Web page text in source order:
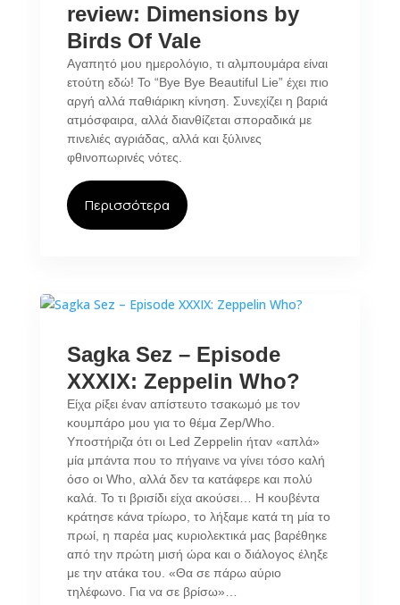
review: Dimensions by
Birds Of Vale
Αγαπητό μου ημερολόγιο, τι αλμπουμάρα είναι
ετούτη εδώ! Το “Bye Bye Beautiful Lie” έχει πιο
αργή αλλά παθιάρικη κίνηση. Συνεχίζει η βαριά
ατμόσφαιρα, αλλά διανθίζεται σποραδικά με
πινελιές αγριάδας, αλλά και ξύλινες
φθινοπωρινές νότες.
Περισσότερα
Sagka Sez – Episode
XXXIX: Zeppelin Who?
Είχα ρίξει έναν απίστευτο τσακωμό με τον
κουμπάρο μου για το θέμα Zep/Who.
Υποστήριζα ότι οι Led Zeppelin ήταν «απλά»
μία μπάντα που το πήγαινε να γίνει τόσο καλή
όσο οι Who, αλλά δεν τα κατάφερε και πολύ
καλά. Το τι βρισίδι είχα ακούσει… Η κουβέντα
κράτησε κάνα τρίωρο, το λήξαμε κατά τη μία το
πρωί, η παρέα μας κυριολεκτικά μας βαρέθηκε
από την πρώτη μισή ώρα και ο διάλογος έληξε
με την ατάκα του. «Θα σε πάρω αύριο
τηλέφωνο. Για να σε βρίσω»…